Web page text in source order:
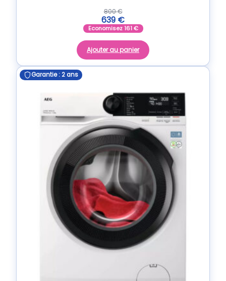
800€
639 €
Economisez161€
Ajouter au panier
Garantie : 2 ans